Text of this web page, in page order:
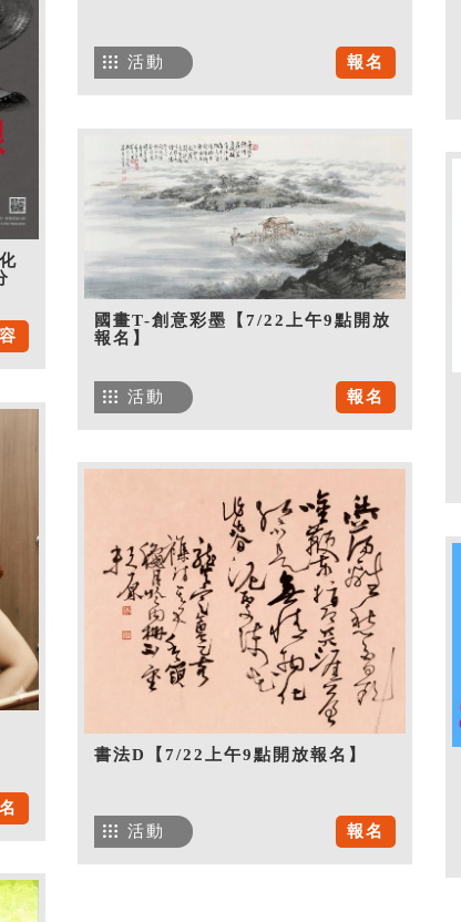
報名
活動
國畫T-創意彩墨【7/22上午9點開放
報名】
報名
活動
書法D【7/22上午9點開放報名】
報名
活動